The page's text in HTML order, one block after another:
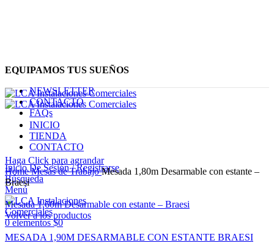
EQUIPAMOS TUS SUEÑOS
NEWSLETTER
CONTACTO
FAQs
INICIO
TIENDA
CONTACTO
Inicio De Sesión / Registrarse
Búsqueda
Menú
0elementos $0
Haga Click para agrandar
HomeMesas de TrabajoMesada 1,80m Desarmable con estante –
Braesi
Mesada 1,60m Desarmable con estante – Braesi
Volver a los productos
MESADA 1,90M DESARMABLE CON ESTANTE BRAESI